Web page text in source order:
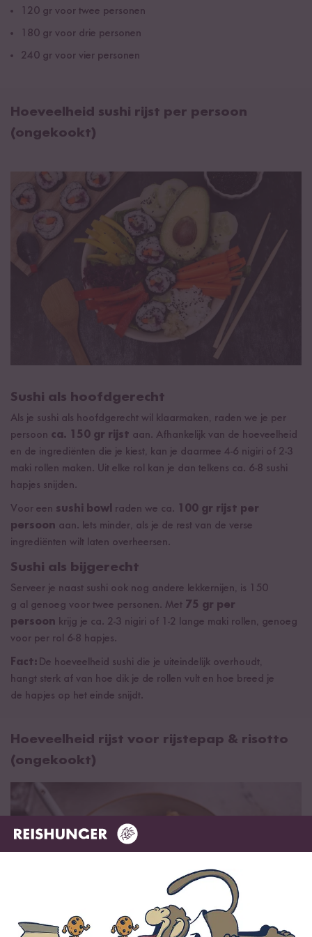
120 gr voor twee personen
180 gr voor drie personen
240 gr voor vier personen
Hoeveelheid sushi rijst per persoon
(ongekookt)
Sushi als hoofdgerecht
Als je sushi als hoofdgerecht wil klaarmaken, raden we je per
persoon ca. 150 gr rijst aan. Afhankelijk van de hoeveelheid
en de ingrediënten die je kiest, kan je daarmee 4-6 nigiri of 2-3
maki rollen maken. Uit elke rol kan je dan telkens ca. 6-8 sushi
hapjes snijden.
Voor een sushi bowl raden we ca. 100 gr rijst per
persoon aan. Iets minder, als je de rest van de verse
ingrediënten wilt laten overheersen.
Sushi als bijgerecht
Serveer je naast sushi ook nog andere lekkernijen, is 150
g al genoeg voor twee personen. Met 75 gr per
persoon krijg je ca. 2-3 nigiri of 1-2 lange maki rollen, genoeg
voor per rol 6-8 hapjes.
Fact: De hoeveelheid sushi die je uiteindelijk overhoudt,
hangt sterk af van hoe dik je de rollen vult en hoe breed je
de hapjes op het einde snijdt.
Hoeveelheid rijst voor rijstepap & risotto
(ongekookt)